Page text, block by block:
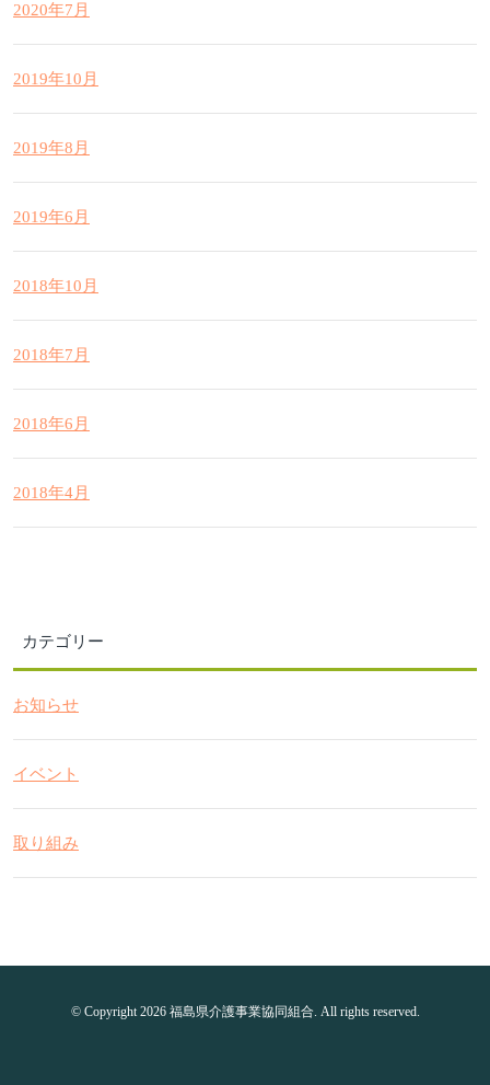
2020年7月
2019年10月
2019年8月
2019年6月
2018年10月
2018年7月
2018年6月
2018年4月
カテゴリー
お知らせ
イベント
取り組み
© Copyright 2026 福島県介護事業協同組合. All rights reserved.